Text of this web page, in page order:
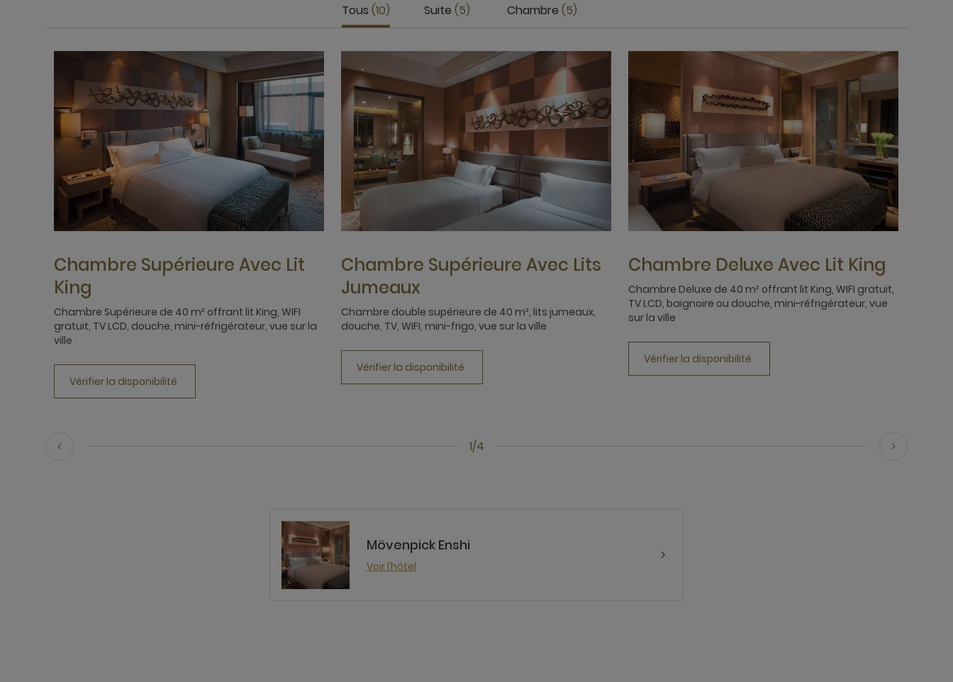
Tous 10 Suite 5 Chambre 5
1/4
Chambre Supérieure Avec Lit
King
Chambre Supérieure de 40 m² offrant lit King, WIFI
gratuit, TV LCD, douche, mini-réfrigérateur, vue sur la
ville
Vérifier la disponibilité
Chambre Supérieure Avec Lits
Jumeaux
Chambre double supérieure de 40 m², lits jumeaux,
douche, TV, WIFI, mini-frigo, vue sur la ville
Vérifier la disponibilité
Chambre Deluxe Avec Lit King
Chambre Deluxe de 40 m² offrant lit King, WIFI gratuit,
TV LCD, baignoire ou douche, mini-réfrigérateur, vue
sur la ville
Vérifier la disponibilité
Mövenpick Enshi
Voir l’hôtel